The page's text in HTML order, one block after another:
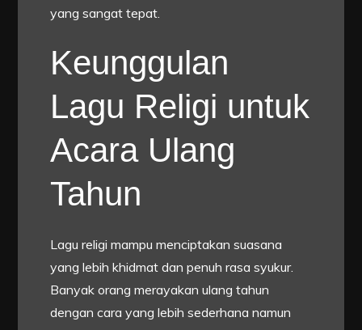
yang sangat tepat.
Keunggulan
Lagu Religi untuk
Acara Ulang
Tahun
Lagu religi mampu menciptakan suasana
yang lebih khidmat dan penuh rasa syukur.
Banyak orang merayakan ulang tahun
dengan cara yang lebih sederhana namun